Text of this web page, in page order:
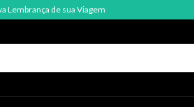
Lembrança de sua Viagem